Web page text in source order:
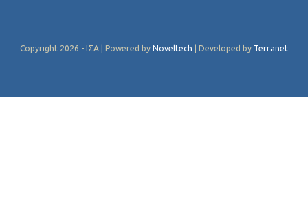
Copyright 2026 - ΙΣΑ | Powered by Noveltech | Developed by Terranet